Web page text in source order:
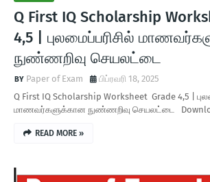
Q First IQ Scholarship
4,5 | புலமைப்பரிசில்
நுண்ணறிவு செயலட்டை
Paper of Exam
பிப்ரவரி 18, 2025
Q First IQ Scholarship Worksheet Grade 4,5 |
மாணவர்களுக்கான நுண்ணறிவு செயலட்டை
READ MORE »